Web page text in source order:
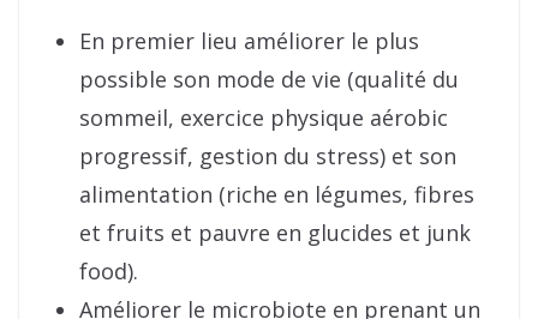
En premier lieu améliorer le plus
possible son mode de vie (qualité du
sommeil, exercice physique aérobic
progressif, gestion du stress) et son
alimentation (riche en légumes, fibres
et fruits et pauvre en glucides et junk
food).
Améliorer le microbiote en prenant un